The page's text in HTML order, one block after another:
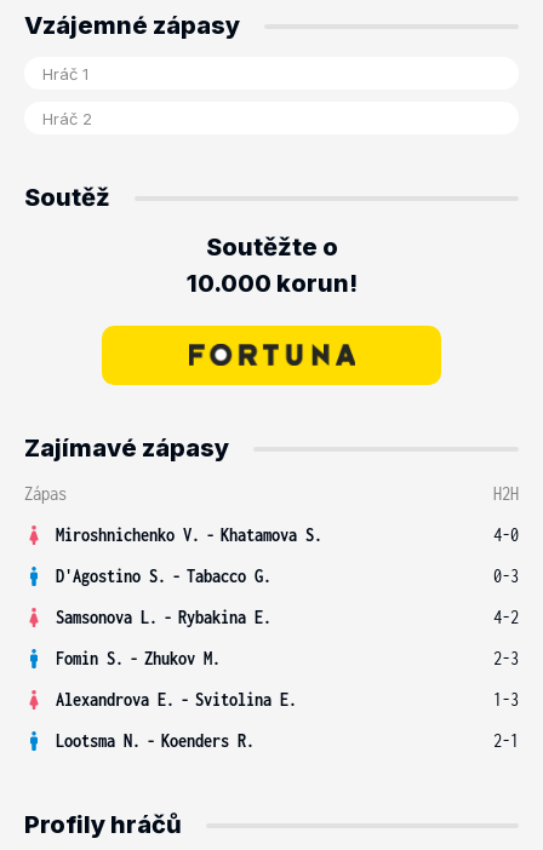
Vzájemné zápasy
Soutěž
Soutěžte o
10.000 korun!
Zajímavé zápasy
Zápas
H2H
Miroshnichenko V. - Khatamova S.
4-0
D'Agostino S. - Tabacco G.
0-3
Samsonova L. - Rybakina E.
4-2
Fomin S. - Zhukov M.
2-3
Alexandrova E. - Svitolina E.
1-3
Lootsma N. - Koenders R. 2-1
Profily hráčů